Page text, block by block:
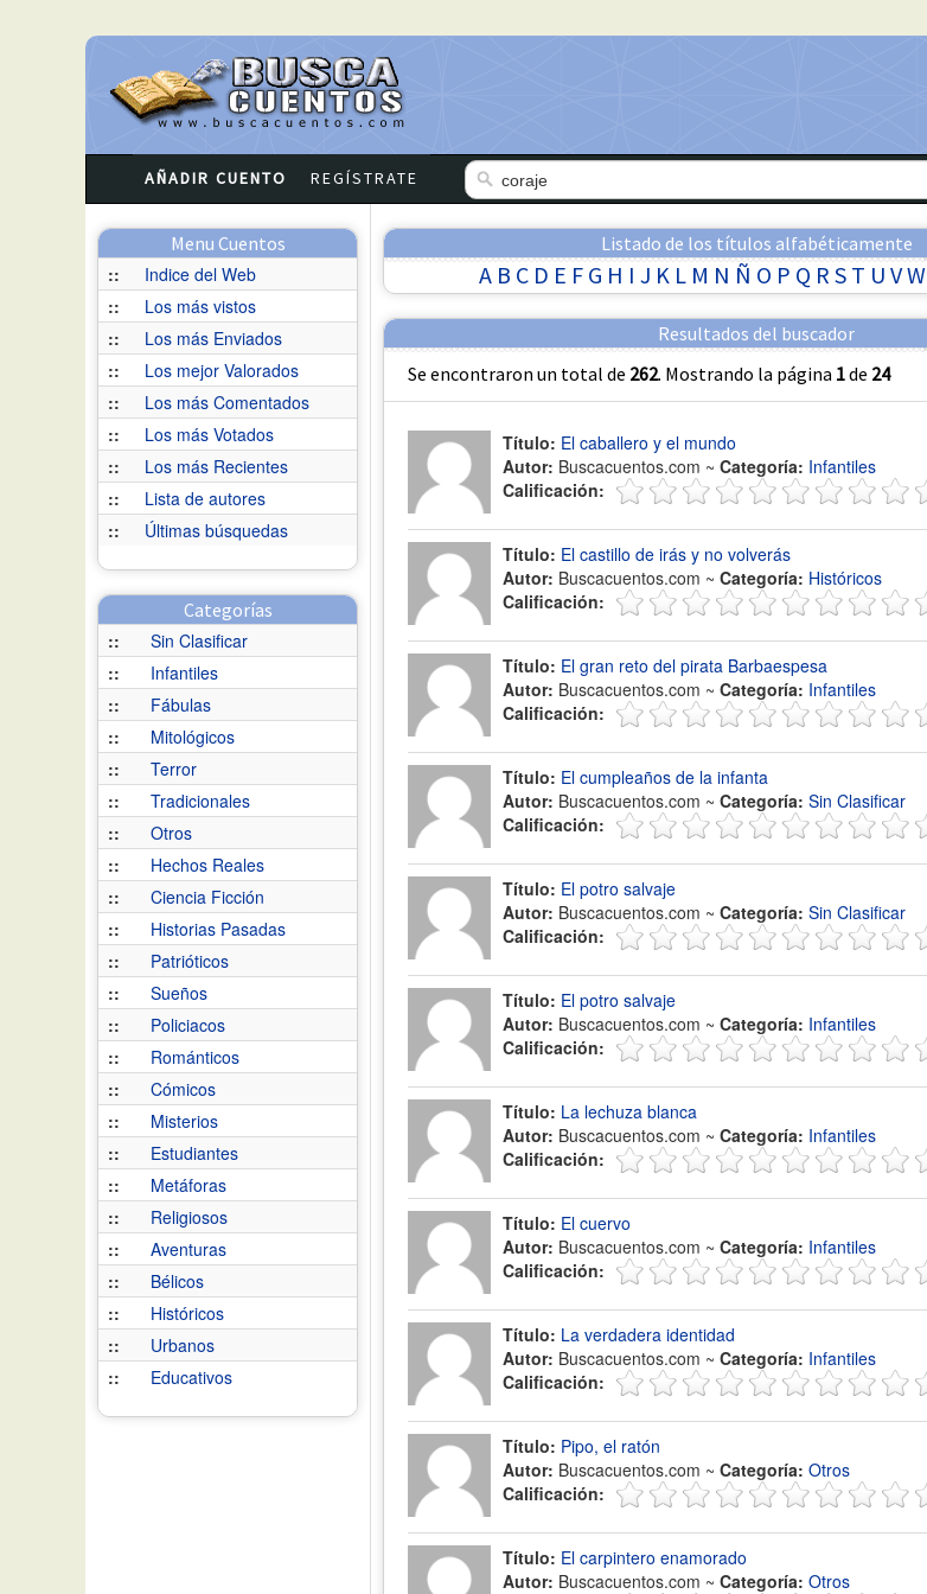
AÑADIR CUENTO REGÍSTRATE
Menu Cuentos
::
Indice del Web
::
Los más vistos
::
Los más Enviados
::
Los mejor Valorados
::
Los más Comentados
::
Los más Votados
::
Los más Recientes
::
Lista de autores
::
Últimas búsquedas
Categorías
::
Sin Clasificar
::
Infantiles
::
Fábulas
::
Mitológicos
::
Terror
::
Tradicionales
::
Otros
::
Hechos Reales
::
Ciencia Ficción
::
Historias Pasadas
::
Patrióticos
::
Sueños
::
Policiacos
::
Románticos
::
Cómicos
::
Misterios
::
Estudiantes
::
Metáforas
::
Religiosos
::
Aventuras
::
Bélicos
::
Históricos
::
Urbanos
::
Educativos
Listado de los títulos alfabéticamente
A B C D E F G H I J K L M N Ñ O P Q R S T U VW
Resultados del buscador
Se encontraron un total de 262. Mostrando la página 1de 24
Título: El caballero y el mundo
Autor: Buscacuentos.com ~ Categoría: Infantiles
Calificación:
Título: El castillo de irás y no volverás
Autor: Buscacuentos.com ~ Categoría: Históricos
Calificación:
Título: El gran reto del pirata Barbaespesa
Autor: Buscacuentos.com ~ Categoría: Infantiles
Calificación:
Título: El cumpleaños de la infanta
Autor: Buscacuentos.com ~ Categoría: Sin Clasificar
Calificación:
Título: El potro salvaje
Autor: Buscacuentos.com ~ Categoría: Sin Clasificar
Calificación:
Título: El potro salvaje
Autor: Buscacuentos.com ~ Categoría: Infantiles
Calificación:
Título: La lechuza blanca
Autor: Buscacuentos.com ~ Categoría: Infantiles
Calificación:
Título: El cuervo
Autor: Buscacuentos.com ~ Categoría: Infantiles
Calificación:
Título: La verdadera identidad
Autor: Buscacuentos.com ~ Categoría: Infantiles
Calificación:
Título: Pipo, el ratón
Autor: Buscacuentos.com ~ Categoría: Otros
Calificación:
Título: El carpintero enamorado
Autor: Buscacuentos.com ~ Categoría: Otros